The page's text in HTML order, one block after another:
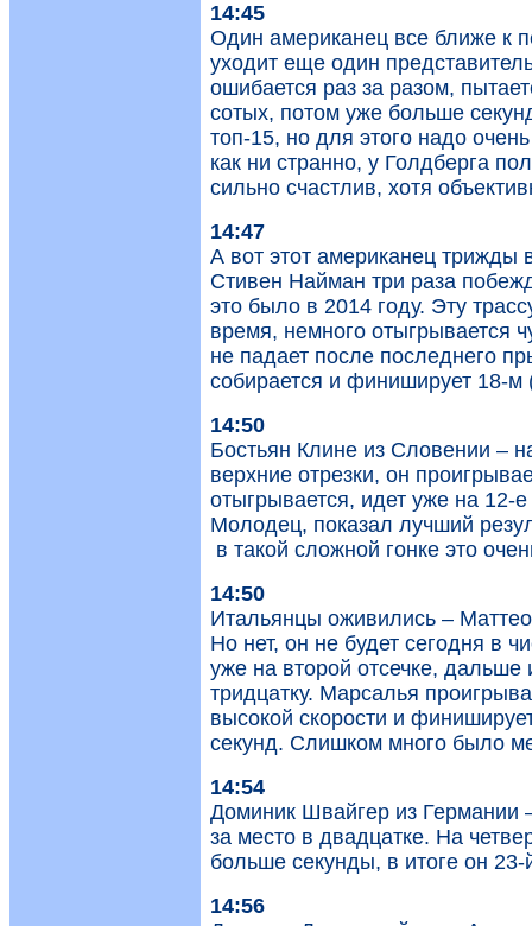
14:45
Один американец все ближе к
уходит еще один
ошибается раз за разом,
сотых, потом уже больше
топ-15, но для этого надо
как ни странно, у Голдберга
сильно счастлив, хотя
14:47
А вот этот американец трижды
Стивен Найман три раза
это было в 2014 году. Эту
время, немного отыгрывается
не падает после последнего
собирается и финиширует 18-м
14:50
Бостьян Клине из Словении –
верхние отрезки, он
отыгрывается, идет уже на
Молодец, показал лучший
в такой сложной гонке это
14:50
Итальянцы оживились –
Но нет, он не будет сегодня в
уже на второй отсечке,
тридцатку. Марсалья
высокой скорости и
секунд. Слишком много было
14:54
Доминик Швайгер из Германии
за место в двадцатке. На
больше секунды, в итоге он 23-
14:56